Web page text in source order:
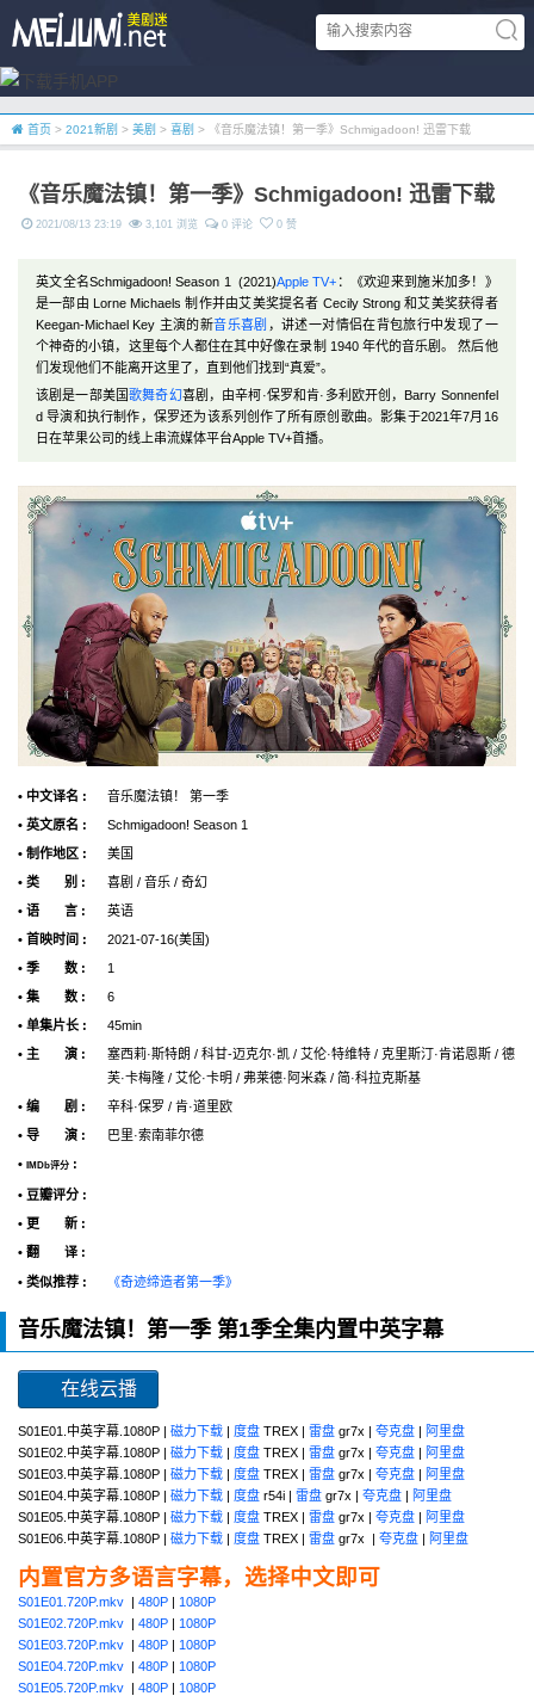
首页 > 2021新剧 > 美剧 > 喜剧 > 《音乐魔法镇！第一季》Schmigadoon! 迅雷下载
《音乐魔法镇！第一季》Schmigadoon! 迅雷下载
2021/08/13 23:19 3,101 浏览 0 评论 0 赞
英文全名Schmigadoon! Season 1 (2021)Apple TV+ ：《欢迎来到施米加多！》
是一部由 Lorne Michaels 制作并由艾美奖提名者 Cecily Strong 和艾美奖获得者
Keegan-Michael Key 主演的新音乐喜剧 ，讲述一对情侣在背包旅行中发现了一
个神奇的小镇，这里每个人都住在其中好像在录制 1940 年代的音乐剧。 然后他
们发现他们不能离开这里了，直到他们找到“真爱”。
该剧是一部美国歌舞奇幻喜剧，由辛柯·保罗和肯·多利欧开创，Barry Sonnenfel
d 导演和执行制作，保罗还为该系列创作了所有原创歌曲。影集于2021年7月16
日在苹果公司的线上串流媒体平台Apple TV+首播。
• 中文译名 :
音乐魔法镇！ 第一季
• 英文原名 :
Schmigadoon! Season 1
• 制作地区 :
美国
• 类 别 :
喜剧 / 音乐 / 奇幻
• 语 言 :
英语
• 首映时间 :
2021-07-16(美国)
• 季 数 :
1
• 集 数 :
6
• 单集片长 :
45min
• 主 演 :
塞西莉·斯特朗 / 科甘-迈克尔·凯 / 艾伦·特维特 / 克里斯汀·肯诺恩斯 / 德
芙·卡梅隆 / 艾伦·卡明 / 弗莱德·阿米森 / 简·科拉克斯基
• 编 剧 :
辛科·保罗 / 肯·道里欧
• 导 演 :
巴里·索南菲尔德
•
IMDb评分 :
• 豆瓣评分 :
• 更 新 :
• 翻 译 :
• 类似推荐 : 《奇迹缔造者第一季》
音乐魔法镇！第一季 第1季全集内置中英字幕
在线云播
S01E01.中英字幕.1080P | 磁力下载 | 度盘 TREX | 雷盘 gr7x | 夸克盘 | 阿里盘
S01E02.中英字幕.1080P | 磁力下载 | 度盘 TREX | 雷盘 gr7x | 夸克盘 | 阿里盘
S01E03.中英字幕.1080P | 磁力下载 | 度盘 TREX | 雷盘 gr7x | 夸克盘 | 阿里盘
S01E04.中英字幕.1080P | 磁力下载 | 度盘 r54i | 雷盘 gr7x | 夸克盘 | 阿里盘
S01E05.中英字幕.1080P | 磁力下载 | 度盘 TREX | 雷盘 gr7x | 夸克盘 | 阿里盘
S01E06.中英字幕.1080P | 磁力下载 | 度盘 TREX | 雷盘 gr7x | 夸克盘 | 阿里盘
内置官方多语言字幕，选择中文即可
S01E01.720P.mkv | 480P | 1080P
S01E02.720P.mkv | 480P | 1080P
S01E03.720P.mkv | 480P | 1080P
S01E04.720P.mkv | 480P | 1080P
S01E05.720P.mkv | 480P | 1080P